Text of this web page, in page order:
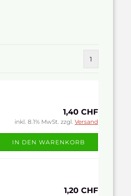
1
1,40 CHF
inkl. 8.1% MwSt. zzgl. Versand
IN DEN WARENKORB
1,20 CHF